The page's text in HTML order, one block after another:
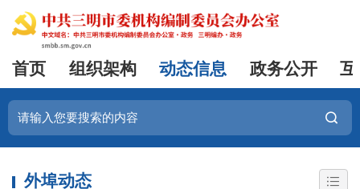
首页 组织架构 动态信息 政务公开
外埠动态